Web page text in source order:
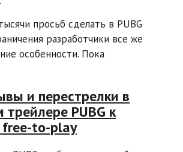
просьб сделать в PUBG
разработчики все же
особенности. Пока
и перестрелки в
PUBG к
free-to-play